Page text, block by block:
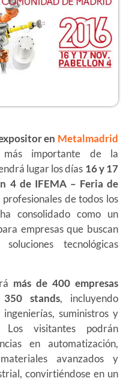
en Metalmadrid
importante de la
lugar los días 16 y 17
4 de IFEMA – Feria de
de todos los
consolidado como un
empresas que buscan
tecnológicas
más de 400 empresas
350 stands, incluyendo
suministros y
Los visitantes podrán
en automatización,
avanzados y
convirtiéndose en un